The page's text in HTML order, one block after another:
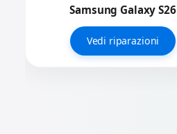
Samsung Galaxy S26
Vedi riparazioni